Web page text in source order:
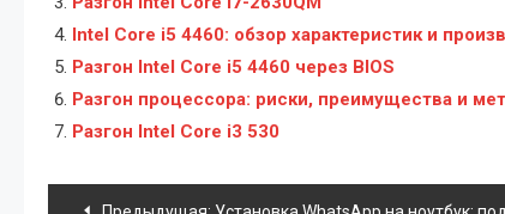
Intel Core i5 4460: обзор характеристик и
Разгон Intel Core i5 4460 через BIOS
Разгон процессора: риски, преимущества и
Разгон Intel Core i3 530